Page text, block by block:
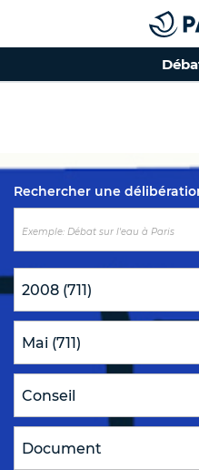
Top of the
Rechercher une